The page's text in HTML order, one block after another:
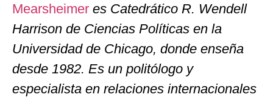
Mearsheimer es Catedrático R. Wendell
Harrison de Ciencias Políticas en la
Universidad de Chicago, donde enseña
desde 1982. Es un politólogo y
especialista en relaciones internacionales